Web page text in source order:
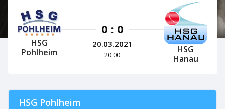
HSG
Pohlheim
0 : 0
20.03.2021
20:00
HSG
Hanau
HSG Pohlheim